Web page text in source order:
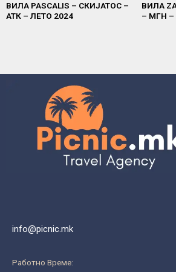
ВИЛА PASCALIS – СКИЈАТОС –
АТК – ЛЕТО 2024
ВИЛА
– МГН –
info@picnic.mk
Работно Време: